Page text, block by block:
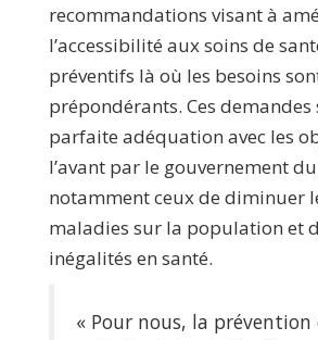
recommandations visant à
l’accessibilité aux soins de
préventifs là où les besoins
prépondérants. Ces demandes
parfaite adéquation avec les
l’avant par le gouvernement
notamment ceux de diminuer
maladies sur la population et
inégalités en santé.
« Pour nous, la prévention